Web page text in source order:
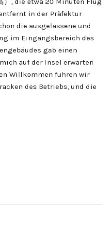
in der Präfektur
die ausgelassene und
im Eingangsbereich des
gab einen
auf der Insel erwarten
Willkommen fuhren wir
des Betriebs, und die